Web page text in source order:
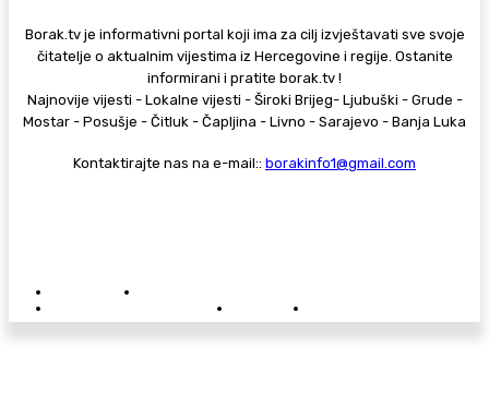
Borak.tv je informativni portal koji ima za cilj izvještavati sve svoje
čitatelje o aktualnim vijestima iz Hercegovine i regije. Ostanite
informirani i pratite borak.tv !
Najnovije vijesti - Lokalne vijesti - Široki Brijeg- Ljubuški - Grude -
Mostar - Posušje - Čitluk - Čapljina - Livno - Sarajevo - Banja Luka
Kontaktirajte nas na e-mail:: borakinfo1@gmail.com